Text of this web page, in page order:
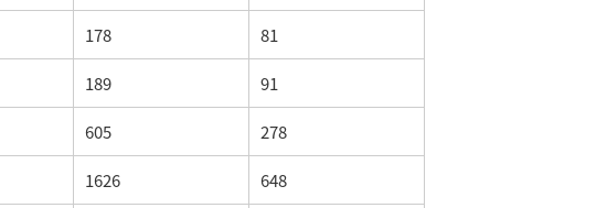
178 81
189 91
605 278
1626 648